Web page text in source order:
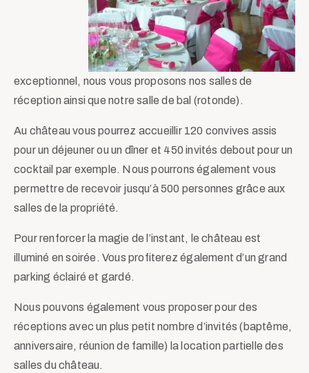
exceptionnel, nous vous proposons nos salles de
réception ainsi que notre salle de bal (rotonde).
Au château vous pourrez accueillir 120 convives assis
pour un déjeuner ou un dîner et 450 invités debout pour un
cocktail par exemple. Nous pourrons également vous
permettre de recevoir jusqu’à 500 personnes grâce aux
salles de la propriété.
Pour renforcer la magie de l’instant, le château est
illuminé en soirée. Vous profiterez également d’un grand
parking éclairé et gardé.
Nous pouvons également vous proposer pour des
réceptions avec un plus petit nombre d’invités (baptême,
anniversaire, réunion de famille) la location partielle des
salles du château.